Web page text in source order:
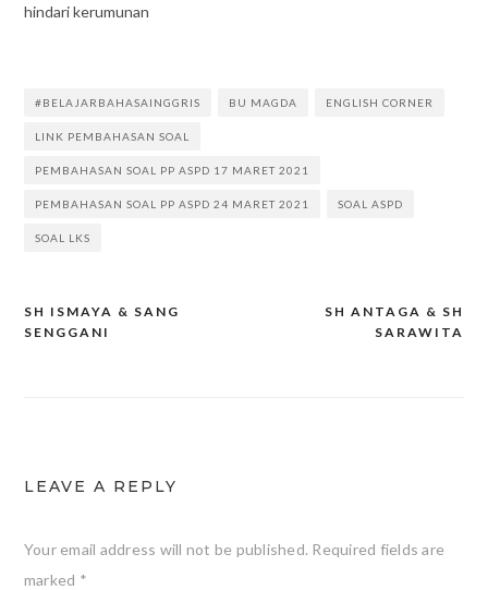
hindari kerumunan
#BELAJARBAHASAINGGRIS BU MAGDA ENGLISH CORNER
LINK PEMBAHASAN SOAL
PEMBAHASAN SOAL PP ASPD 17 MARET 2021
PEMBAHASAN SOAL PP ASPD 24 MARET 2021 SOAL ASPD
SOAL LKS
Post
SH ANTAGA & SH
SARAWITA
SH ISMAYA & SANG
SENGGANI
LEAVE A REPLY
Your email address will not be published. Required fields are
marked *